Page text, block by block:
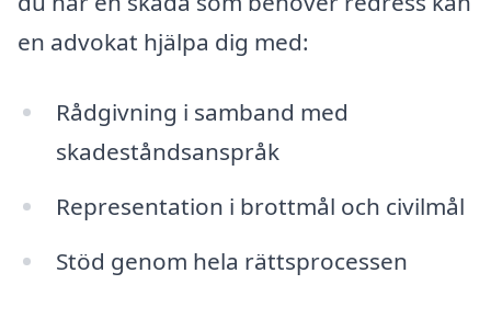
en advokat hjälpa dig med:
Rådgivning i samband med
skadeståndsanspråk
Representation i brottmål och civilmål
Stöd genom hela rättsprocessen